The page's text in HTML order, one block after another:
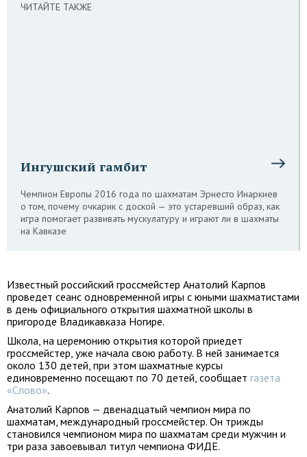
ЧИТАЙТЕ ТАКЖЕ
Ингушский гамбит
Чемпион Европы 2016 года по шахматам Эрнесто Инаркиев
о том, почему очкарик с доской — это устаревший образ, как
игра помогает развивать мускулатуру и играют ли в шахматы
на Кавказе
Известный российский гроссмейстер Анатолий Карпов
проведет сеанс одновременной игры с юными шахматистами
в день официального открытия шахматной школы в
пригороде Владикавказа Ногире.
Школа, на церемонию открытия которой приедет
гроссмейстер, уже начала свою работу. В ней занимается
около 130 детей, при этом шахматные курсы
единовременно посещают по 70 детей, сообщает газета
«Слово».
Анатолий Карпов — двенадцатый чемпион мира по
шахматам, международный гроссмейстер. Он трижды
становился чемпионом мира по шахматам среди мужчин и
три раза завоевывал титул чемпиона ФИДЕ.